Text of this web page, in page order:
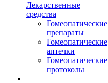
Лекарственные
средства
Гомеопатические
препараты
Гомеопатические
аптечки
Гомеопатические
протоколы